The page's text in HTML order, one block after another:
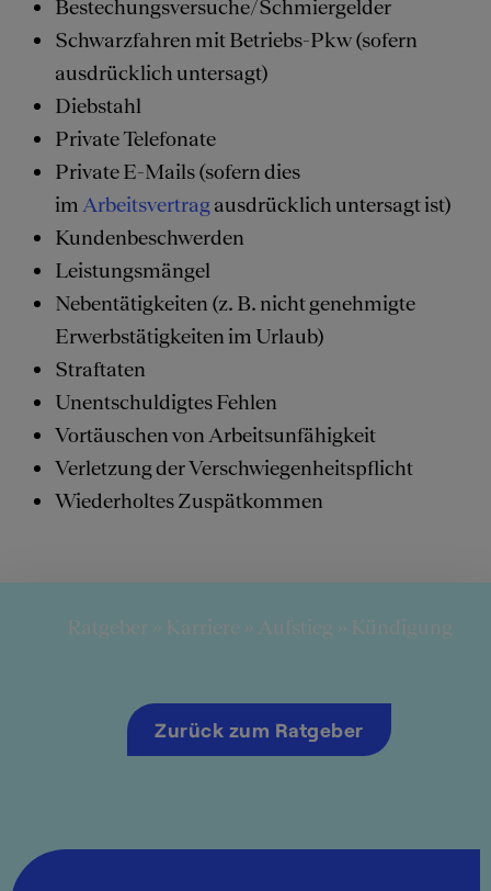
Bestechungsversuche/Schmiergelder
Schwarzfahren mit Betriebs-Pkw (sofern
ausdrücklich untersagt)
Diebstahl
Private Telefonate
Private E-Mails (sofern dies
im Arbeitsvertrag ausdrücklich untersagt ist)
Kundenbeschwerden
Leistungsmängel
Nebentätigkeiten (z. B. nicht genehmigte
Erwerbstätigkeiten im Urlaub)
Straftaten
Unentschuldigtes Fehlen
Vortäuschen von Arbeitsunfähigkeit
Verletzung der Verschwiegenheitspflicht
Wiederholtes Zuspätkommen
Ratgeber » Karriere » Aufstieg » Kündigung
Zurück zum Ratgeber